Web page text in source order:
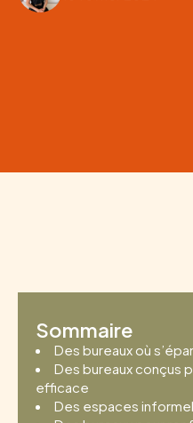
Sommaire
Des bureaux où
Des bureaux conçus
efficace
Des espaces